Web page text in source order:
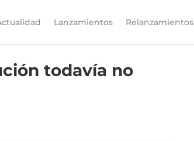
Lanzamientos Relanzamientos
todavía no